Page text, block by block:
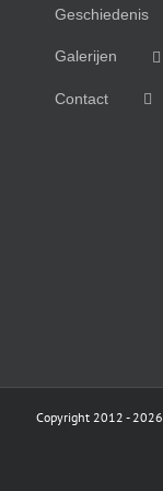
Geschiedenis
Galerijen
Contact
Copyright 2012 -2026